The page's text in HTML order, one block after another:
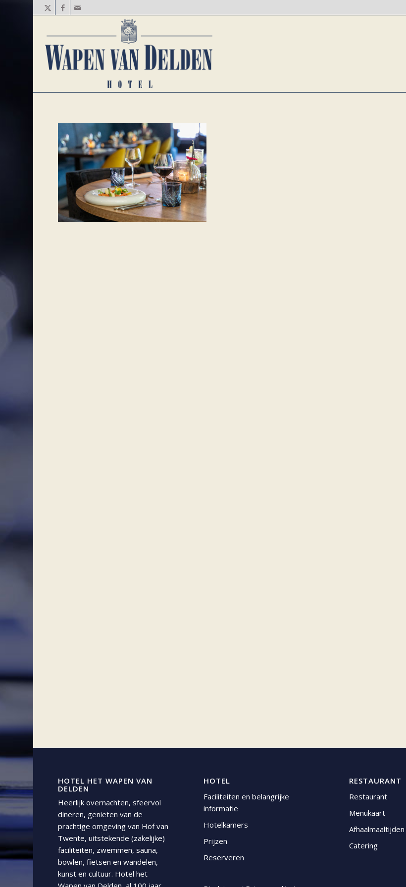
HOTEL HET WAPEN VAN
DELDEN
Heerlijk overnachten, sfeervol
dineren, genieten van de
prachtige omgeving van Hof van
Twente, uitstekende (zakelijke)
faciliteiten, zwemmen, sauna,
bowlen, fietsen en wandelen,
kunst en cultuur. Hotel het
HOTEL
Faciliteiten en belangrijke
informatie
Hotelkamers
Prijzen
Reserveren
RESTAURANT
Restaurant
Menukaart
Afhaalmaaltijden
Catering